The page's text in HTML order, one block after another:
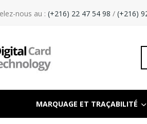
nous au : (+216) 22 47 54 98 / (+216)
MARQUAGE ET TRAÇABILITÉ